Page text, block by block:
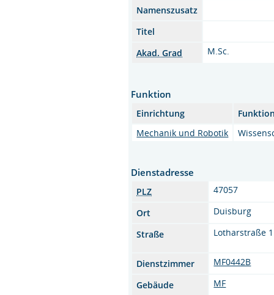
Namenszusatz
Titel
Akad. Grad
M.Sc.
Funktion
Einrichtung
Mechanik und Robotik
Dienstadresse
PLZ
47057
Ort
Duisburg
Straße
Lotharstraße 1
Dienstzimmer
MF0442B
Gebäude
MF